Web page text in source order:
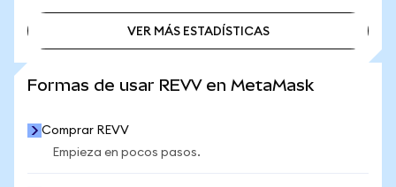
VER MÁS ESTADÍSTICAS
Formas de usar REVV en MetaMask
Comprar REVV
Empieza en pocos pasos.